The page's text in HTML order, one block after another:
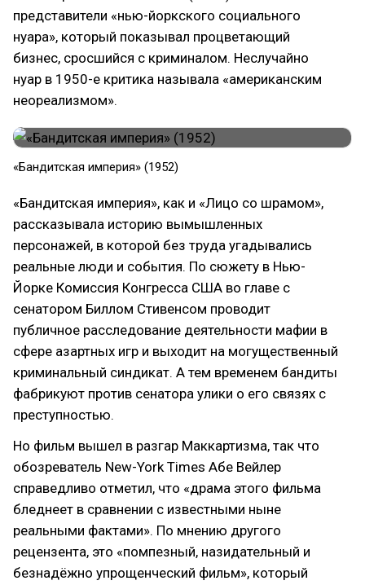
представители «нью-йоркского социального
нуара», который показывал процветающий
бизнес, сросшийся с криминалом. Неслучайно
нуар в 1950-е критика называла «американским
неореализмом».
«Бандитская империя» (1952)
«Бандитская империя», как и «Лицо со шрамом»,
рассказывала историю вымышленных
персонажей, в которой без труда угадывались
реальные люди и события. По сюжету в Нью-
Йорке Комиссия Конгресса США во главе с
сенатором Биллом Стивенсом проводит
публичное расследование деятельности мафии в
сфере азартных игр и выходит на могущественный
криминальный синдикат. А тем временем бандиты
фабрикуют против сенатора улики о его связях с
преступностью.
Но фильм вышел в разгар Маккартизма, так что
обозреватель New-York Times Абе Вейлер
справедливо отметил, что «драма этого фильма
бледнеет в сравнении с известными ныне
реальными фактами». По мнению другого
рецензента, это «помпезный, назидательный и
безнадёжно упрощенческий фильм», который